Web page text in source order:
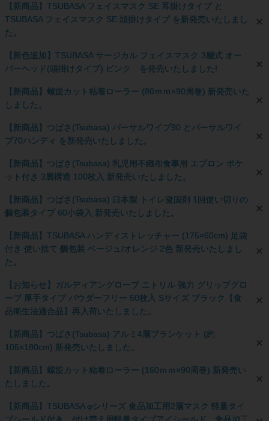
【新商品】TSUBASA フェイスマスク SE 耳掛けタイプ と
TSUBASA フェイスマスク SE 頭掛けタイプ を新発売いたしまし
た。
【新色追加】TSUBASA サージカル フェイスマスク 3層式 オー
バーヘッド(頭掛けタイプ) ピンク を発売いたしました!
【新商品】螺旋カット粘着ローラー (80ｍｍ×90周巻) 新発売いた
しました。
【新商品】つばさ(Tsubasa) バーサルワイプ90 とバーサルワイ
プ70ハンディ を新発売いたしました。
【新商品】つばさ(Tsubasa) 乳児用不織布食事用 エプロン ポケ
ット付き 3層構造 100枚入 新発売いたしました。
【新商品】つばさ(Tsubasa) 日本製 トイレ凝固剤 1回使い切りの
個包装タイプ 60小袋入 新発売いたしました。
【新商品】TSUBASA ハンディストレッチャー (175×60cm) 足袋
付き 使い捨て 個包装 ベージュ/オレンジ 2色 新発売いたしまし
た。
【お知らせ】ガルディアングローブ ニトリル 強力 グリップグロ
ーブ 厚手タイプ パウダーフリー 50枚入 Sサイズ ブラック【食
品衛生法適合品】再入荷いたしました。
【新商品】つばさ(Tsubasa) アルミ4層ブランケット (約
105×180cm) 新発売いたしました。
【新商品】螺旋カット粘着ローラー (160ｍｍ×90周巻) 新発売い
たしました。
【新商品】TSUBASA φシリーズ 食品加工用2層マスク 軽量タイ